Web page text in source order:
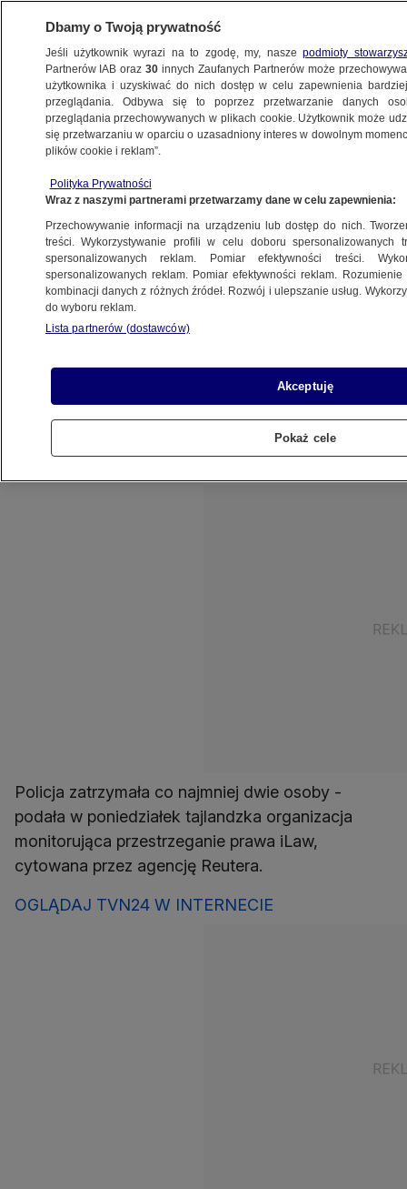
ŚWIAT
u sąsiada. Starcia z policją
1.02.2021, 15:58
Udostępnij
Co najmniej dwie osoby zostały ranne w
miejscu zgromadziło się około 200 osób -
podała agencja Reutera. Obywatele Tajlandii i
Birmańczycy protestowali przeciwko
zamachowi stanu, do którego doszło w
Policja zatrzymała co najmniej dwie osoby -
podała w poniedziałek tajlandzka organizacja
monitorująca przestrzeganie prawa iLaw,
cytowana przez agencję Reutera.
OGLĄDAJ TVN24 W INTERNECIE
Dbamy o Twoją prywatność
Jeśli użytkownik wyrazi na to zgodę, my, naszepodmioty
Partnerów IAB oraz30 innych Zaufanych Partnerów może
użytkownika i uzyskiwać do nich dostęp w celu zapewnienia
przeglądania. Odbywa się to poprzez przetwarzanie danych
przeglądania przechowywanych w plikach cookie. Użytkownik może
się przetwarzaniu w oparciu o uzasadniony interes w dowolnym
plików cookie i reklam”.
Polityka Prywatności
Wraz z naszymi partnerami przetwarzamy dane w celu zapewnienia:
Przechowywanie informacji na urządzeniu lub dostęp do nich.
treści. Wykorzystywanie profili w celu doboru spersonalizowanych
spersonalizowanych reklam. Pomiar efektywności treści.
spersonalizowanych reklam. Pomiar efektywności reklam.
kombinacji danych z różnych źródeł. Rozwój i ulepszanie usług.
do wyboru reklam.
Lista partnerów (dostawców)
Akceptuję
Pokaż cele